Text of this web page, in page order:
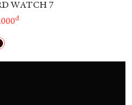
WATCH 7
đ